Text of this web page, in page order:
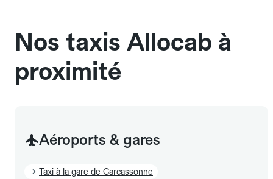
Nos taxis Allocab à
proximité
Aéroports & gares
Taxi à la gare de Carcassonne